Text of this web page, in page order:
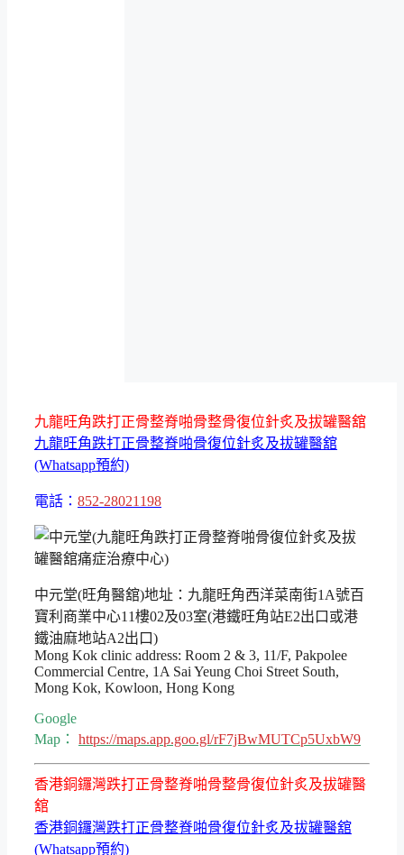
九龍旺角跌打正骨整脊啪骨整骨復位針炙及拔罐醫舘
九龍旺角跌打正骨整脊啪骨復位針炙及拔罐醫舘
(Whatsapp預約)
電話： 852-28021198
中元堂(旺角醫舘)地址：九龍旺角西洋菜南街1A號百
寶利商業中心11樓02及03室(港鐵旺角站E2出口或港
鐵油麻地站A2出口)
Mong Kok clinic address: Room 2 & 3, 11/F, Pakpolee
Commercial Centre, 1A Sai Yeung Choi Street South,
Mong Kok, Kowloon, Hong Kong
Google
Map： https://maps.app.goo.gl/rF7jBwMUTCp5UxbW9
香港銅鑼灣跌打正骨整脊啪骨整骨復位針炙及拔罐醫
舘
香港銅鑼灣跌打正骨整脊啪骨復位針炙及拔罐醫舘
(Whatsapp預約)